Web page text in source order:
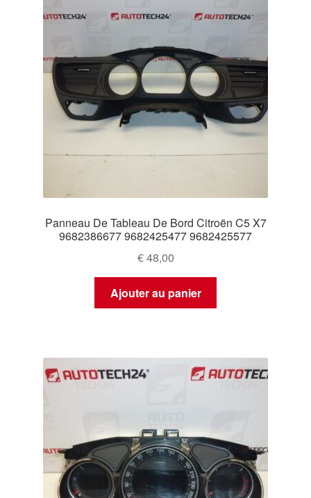
Panneau De Tableau De Bord Citroën C5 X7
9682386677 9682425477 9682425577
€48,00
Ajouter au panier